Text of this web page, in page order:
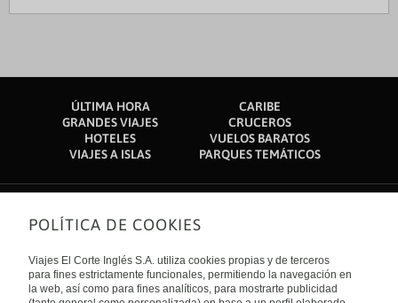
ÚLTIMA HORA
CARIBE
GRANDES VIAJES
CRUCEROS
HOTELES
VUELOS BARATOS
VIAJES A ISLAS
PARQUES TEMÁTICOS
Sobre nosotros
Quiénes somos
Financiación
Sostenibilidad
Turismo accesible
Enlaces de interés
POLÍTICA DE COOKIES
Viajes El Corte Inglés S.A. utiliza cookies propias y de terceros
para fines estrictamente funcionales, permitiendo la navegación en
la web, así como para fines analíticos, para mostrarte publicidad